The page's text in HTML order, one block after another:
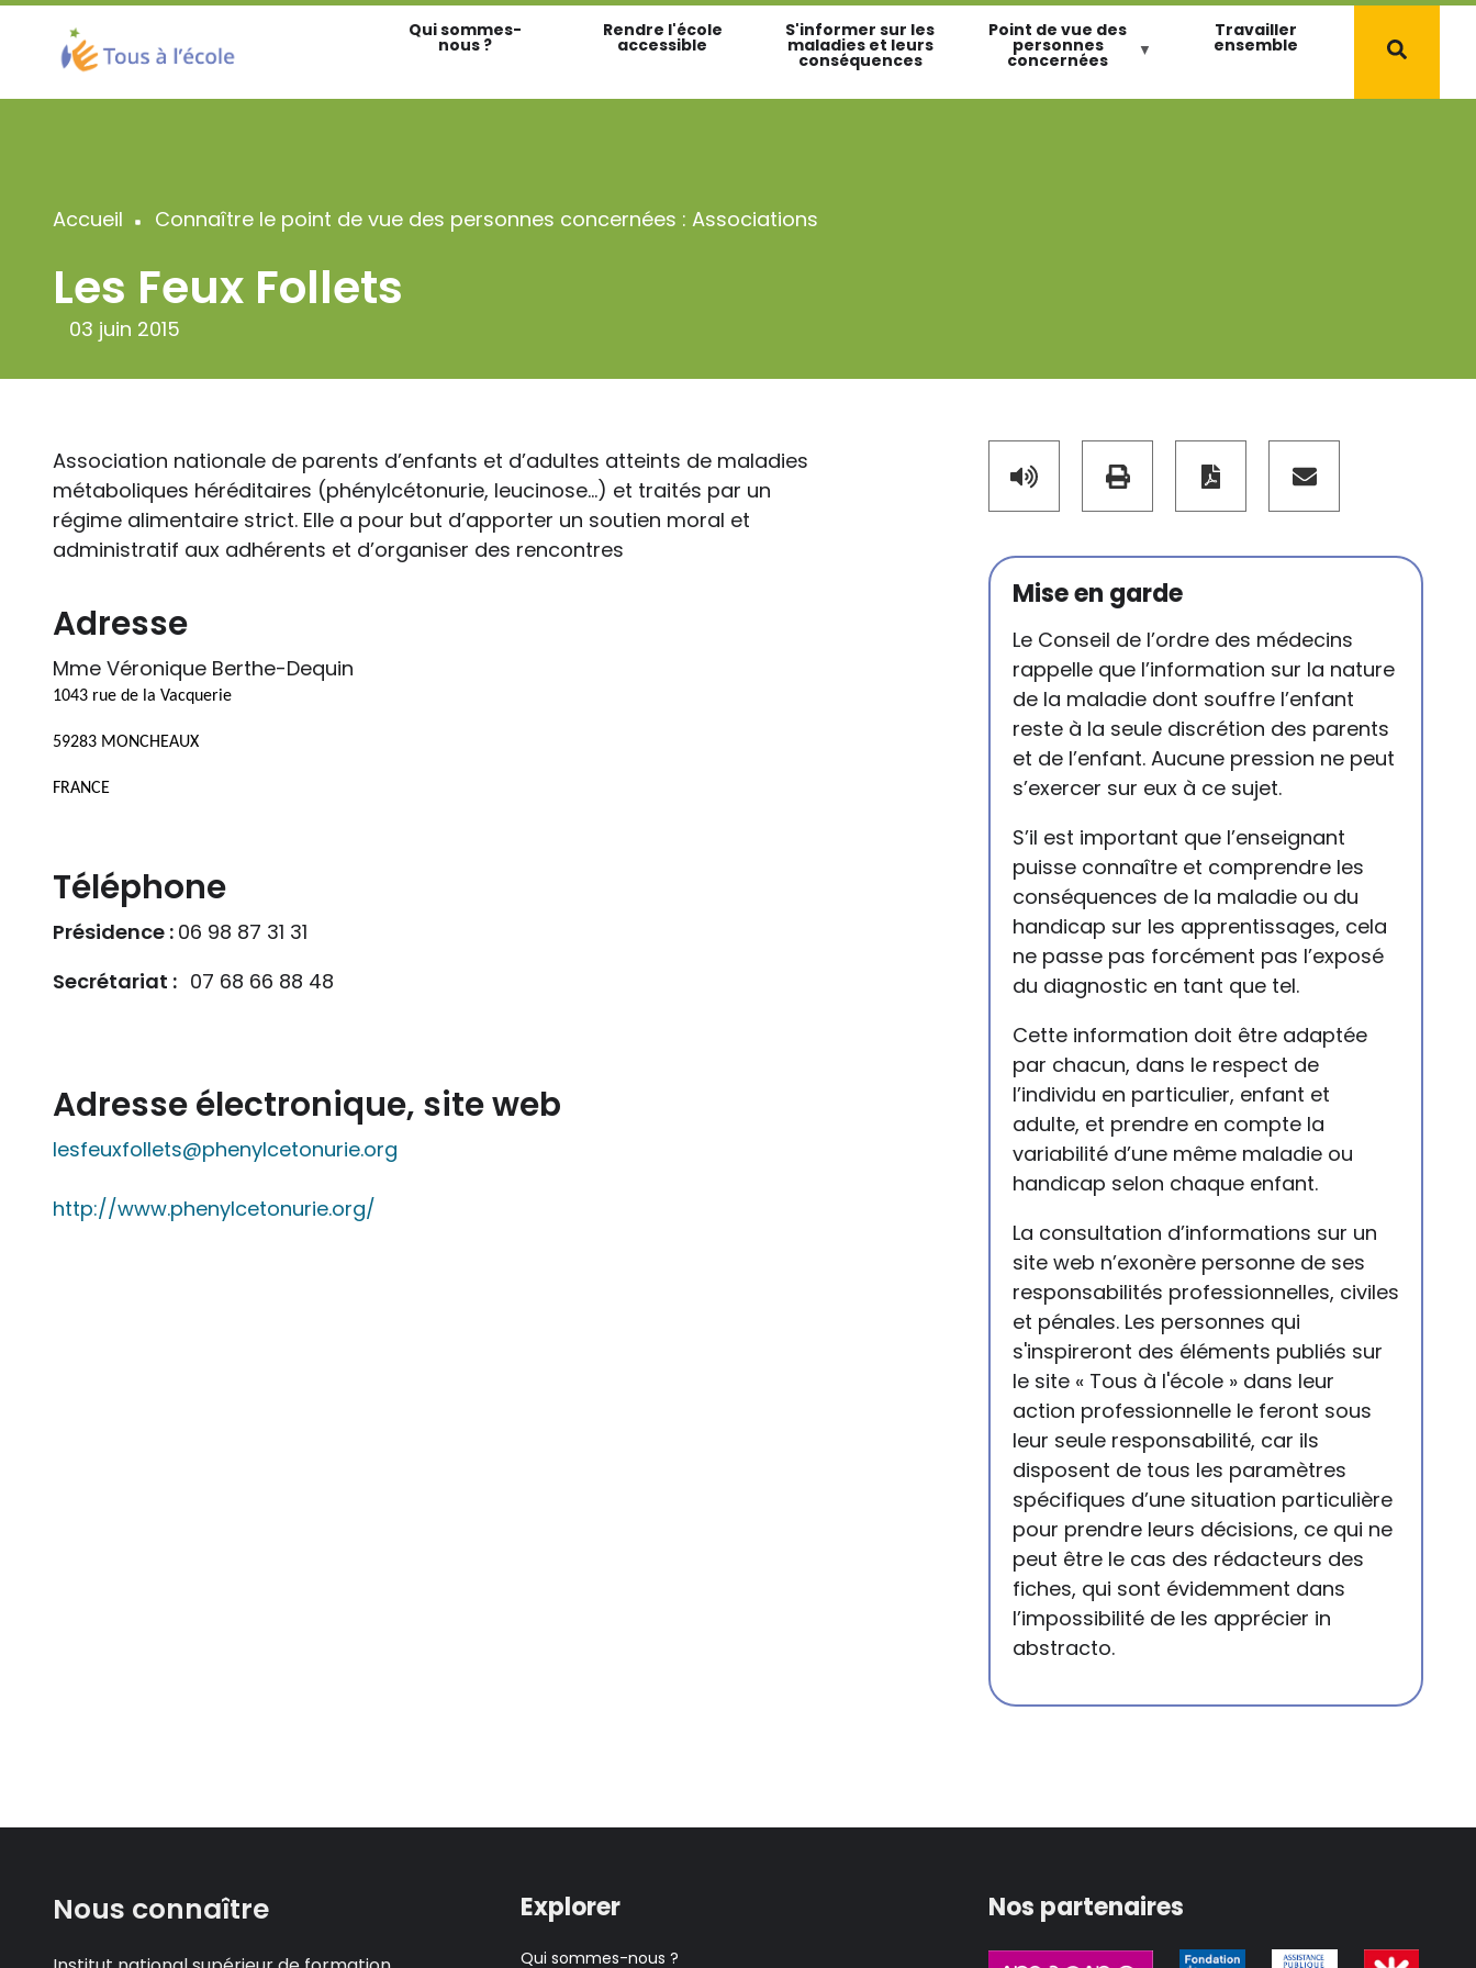
Aller
contenu
principal
Qui sommes-
nous ?
Rendre l'école
accessible
S'informer sur les
maladies et leurs
conséquences
Point de vue des
personnes
concernées
Travailler
ensemble
Fil
d'Ariane
Accueil Connaître le point de vue des personnes concernées : Associations
Les Feux Follets
03 juin 2015
Mise en garde
Le Conseil de l’ordre des médecins
rappelle que l’information sur la nature
de la maladie dont souffre l’enfant
reste à la seule discrétion des parents
et de l’enfant. Aucune pression ne peut
s’exercer sur eux à ce sujet.
S’il est important que l’enseignant
puisse connaître et comprendre les
conséquences de la maladie ou du
handicap sur les apprentissages, cela
ne passe pas forcément pas l’exposé
du diagnostic en tant que tel.
Cette information doit être adaptée
par chacun, dans le respect de
l’individu en particulier, enfant et
adulte, et prendre en compte la
variabilité d’une même maladie ou
handicap selon chaque enfant.
La consultation d’informations sur un
site web n’exonère personne de ses
responsabilités professionnelles, civiles
et pénales. Les personnes qui
s'inspireront des éléments publiés sur
le site « Tous à l'école » dans leur
action professionnelle le feront sous
leur seule responsabilité, car ils
disposent de tous les paramètres
spécifiques d’une situation particulière
pour prendre leurs décisions, ce qui ne
peut être le cas des rédacteurs des
fiches, qui sont évidemment dans
l’impossibilité de les apprécier in
abstracto.
Association nationale de parents d’enfants et d’adultes atteints de maladies
métaboliques héréditaires (phénylcétonurie, leucinose…) et traités par un
régime alimentaire strict. Elle a pour but d’apporter un soutien moral et
administratif aux adhérents et d’organiser des rencontres
Adresse
Mme Véronique Berthe-Dequin
1043 rue de la Vacquerie
59283 MONCHEAUX
FRANCE
Téléphone
Présidence : 06 98 87 31 31
Secrétariat : 07 68 66 88 48
Adresse électronique, site web
lesfeuxfollets@phenylcetonurie.org
http://www.phenylcetonurie.org/
Nous connaître Explorer
Qui sommes-nous ?
Nos partenaires